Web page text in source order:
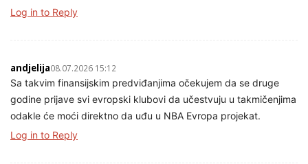
Log in to Reply
andjelija08.07.2026 15:12
Sa takvim finansijskim predviđanjima očekujem da se druge
godine prijave svi evropski klubovi da učestvuju u takmičenjima
odakle će moći direktno da uđu u NBA Evropa projekat.
Log in to Reply